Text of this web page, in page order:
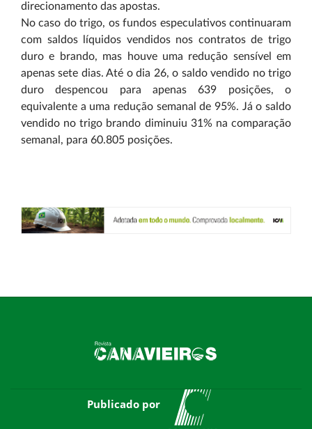
direcionamento das apostas.
No caso do trigo, os fundos especulativos continuaram
com saldos líquidos vendidos nos contratos de trigo
duro e brando, mas houve uma redução sensível em
apenas sete dias. Até o dia 26, o saldo vendido no trigo
duro despencou para apenas 639 posições, o
equivalente a uma redução semanal de 95%. Já o saldo
vendido no trigo brando diminuiu 31% na comparação
semanal, para 60.805 posições.
Publicado por